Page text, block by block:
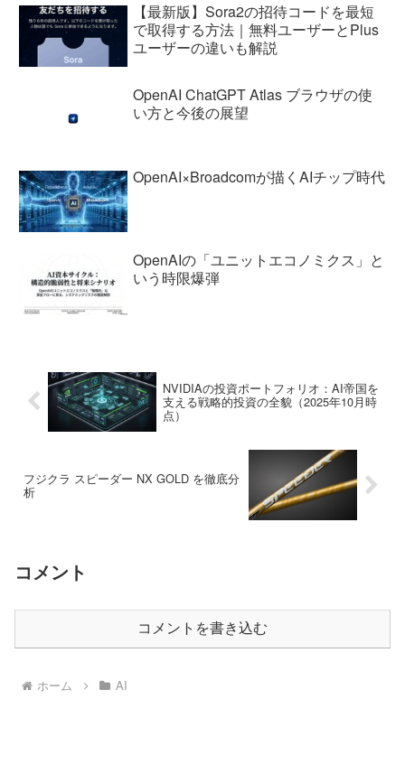
【最新版】Sora2の招待コードを最短
で取得する方法｜無料ユーザーとPlus
ユーザーの違いも解説
OpenAI ChatGPT Atlas ブラウザの使
い方と今後の展望
OpenAI×Broadcomが描くAIチップ時代
OpenAIの「ユニットエコノミクス」と
いう時限爆弾
NVIDIAの投資ポートフォリオ：AI帝国を
支える戦略的投資の全貌（2025年10月時
点）
フジクラ スピーダー NX GOLD を徹底分
析
コメント
コメントを書き込む
ホーム AI